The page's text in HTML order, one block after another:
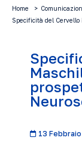
Home
Specificità del
13